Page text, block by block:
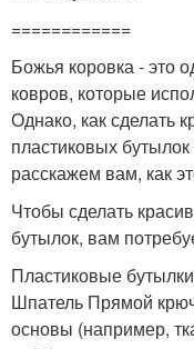
============
Божья коровка - это
ковров, которые
Однако, как сделать
пластиковых
расскажем вам, как
Чтобы сделать
бутылок, вам
Пластиковые
Шпатель Прямой
основы (например,